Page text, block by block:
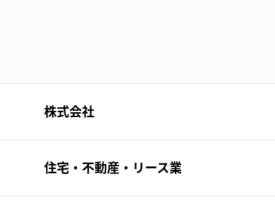
株式会社
住宅・不動産・リース業